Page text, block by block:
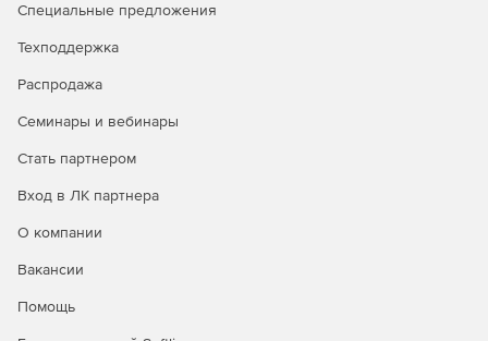
Специальные предложения
Техподдержка
Распродажа
Семинары и вебинары
Стать партнером
Вход в ЛК партнера
О компании
Вакансии
Помощь